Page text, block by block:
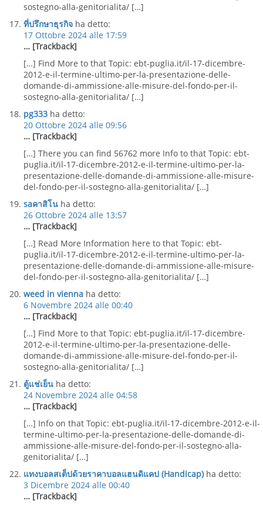
sostegno-alla-genitorialita/ […]
ที่ปรึกษาธุรกิจ ha detto:
17 Ottobre 2024 alle 17:59
… [Trackback]
[…] Find More to that Topic: ebt-puglia.it/il-17-dicembre-
2012-e-il-termine-ultimo-per-la-presentazione-delle-
domande-di-ammissione-alle-misure-del-fondo-per-il-
sostegno-alla-genitorialita/ […]
pg333 ha detto:
20 Ottobre 2024 alle 09:56
… [Trackback]
[…] There you can find 56762 more Info to that Topic: ebt-
puglia.it/il-17-dicembre-2012-e-il-termine-ultimo-per-la-
presentazione-delle-domande-di-ammissione-alle-misure-
del-fondo-per-il-sostegno-alla-genitorialita/ […]
saคาสิโน ha detto:
26 Ottobre 2024 alle 13:57
… [Trackback]
[…] Read More Information here to that Topic: ebt-
puglia.it/il-17-dicembre-2012-e-il-termine-ultimo-per-la-
presentazione-delle-domande-di-ammissione-alle-misure-
del-fondo-per-il-sostegno-alla-genitorialita/ […]
weed in vienna ha detto:
6 Novembre 2024 alle 00:40
… [Trackback]
[…] Find More to that Topic: ebt-puglia.it/il-17-dicembre-
2012-e-il-termine-ultimo-per-la-presentazione-delle-
domande-di-ammissione-alle-misure-del-fondo-per-il-
sostegno-alla-genitorialita/ […]
ตู้แช่เย็น ha detto:
24 Novembre 2024 alle 04:58
… [Trackback]
[…] Info on that Topic: ebt-puglia.it/il-17-dicembre-2012-e-il-
termine-ultimo-per-la-presentazione-delle-domande-di-
ammissione-alle-misure-del-fondo-per-il-sostegno-alla-
genitorialita/ […]
แทงบอลสเต็ปด้วยราคาบอลแฮนดิแคป (Handicap) ha detto:
3 Dicembre 2024 alle 00:40
… [Trackback]